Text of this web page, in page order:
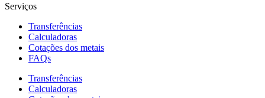
Serviços
Transferências
Calculadoras
Cotações dos metais
FAQs
Transferências
Calculadoras